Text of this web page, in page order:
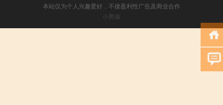
本站仅为个人兴趣爱好，不接盈利性广告及商业合作
小男孩